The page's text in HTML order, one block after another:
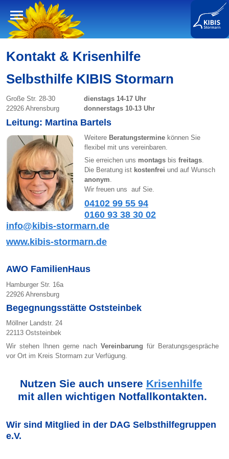
SELBSTHILFE?
NETZWERKE & IDEEN
KONTAKT & KRISENHILFE
KRISENHILFE
KLINIKEN IN DER REGION
VERANSTALTUNGEN & WORKSHOPS
PODCASTS
Kontakt & Krisenhilfe
Selbsthilfe KIBIS Stormarn
Große Str. 28-30 dienstags 14-17 Uhr
22926 Ahrensburg
donnerstags 10-13 Uhr
Leitung: Martina Bartels
Weitere Beratungstermine können Sie
flexibel mit uns vereinbaren.
Sie erreichen uns montags bis freitags.
Die Beratung ist kostenfrei und auf Wunsch
anonym.
Wir freuen uns auf Sie.
04102 99 55 94
0160 93 38 30 02
info@kibis-stormarn.de
www.kibis-stormarn.de
AWO FamilienHaus
Hamburger Str. 16a
22926 Ahrensburg
Begegnungsstätte Oststeinbek
Möllner Landstr. 24
22113 Oststeinbek
Wir stehen Ihnen gerne nach Vereinbarung für Beratungsgespräche
vor Ort im Kreis Stormarn zur Verfügung.
Nutzen Sie auch unsere Krisenhilfe
mit allen wichtigen Notfallkontakten.
Wir sind Mitglied in der DAG Selbsthilfegruppen
e.V.